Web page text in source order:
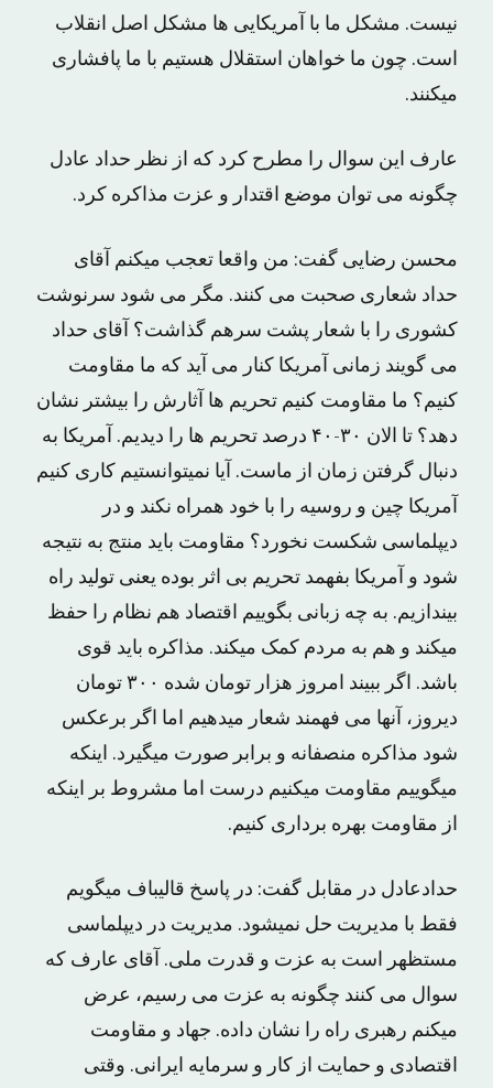
نیست. مشکل ما با آمریکایی ها مشکل اصل انقلاب
است. چون ما خواهان استقلال هستیم با ما پافشاری
میکنند.
عارف این سوال را مطرح کرد که از نظر حداد عادل
چگونه می توان موضع اقتدار و عزت مذاکره کرد.
محسن رضایی گفت: من واقعا تعجب میکنم آقای
حداد شعاری صحبت می کنند. مگر می شود سرنوشت
کشوری را با شعار پشت سرهم گذاشت؟ آقای حداد
می گویند زمانی آمریکا کنار می آید که ما مقاومت
کنیم؟ ما مقاومت کنیم تحریم ها آثارش را بیشتر نشان
دهد؟ تا الان ۳۰-۴۰ درصد تحریم ها را دیدیم. آمریکا به
دنبال گرفتن زمان از ماست. آیا نمیتوانستیم کاری کنیم
آمریکا چین و روسیه را با خود همراه نکند و در
دیپلماسی شکست نخورد؟ مقاومت باید منتج به نتیجه
شود و آمریکا بفهمد تحریم بی اثر بوده یعنی تولید راه
بیندازیم. به چه زبانی بگوییم اقتصاد هم نظام را حفظ
میکند و هم به مردم کمک میکند. مذاکره باید قوی
باشد. اگر ببیند امروز هزار تومان شده ۳۰۰ تومان
دیروز‌، آنها می فهمند شعار میدهیم اما اگر برعکس
شود مذاکره منصفانه و برابر صورت میگیرد. اینکه
میگوییم مقاومت میکنیم درست اما مشروط بر اینکه
از مقاومت بهره برداری کنیم.
حدادعادل در مقابل گفت: در پاسخ قالیباف میگویم
فقط با مدیریت حل نمیشود. مدیریت در دیپلماسی
مستظهر است به عزت و قدرت ملی. آقای عارف که
سوال می کنند چگونه به عزت می رسیم، عرض
میکنم رهبری راه را نشان داده. جهاد و مقاومت
اقتصادی و حمایت از کار و سرمایه ایرانی. وقتی